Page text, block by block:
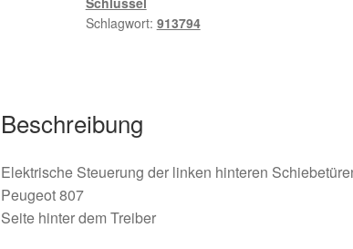
Schlagwort: 913794
Beschreibung
Elektrische Steuerung der linken hinteren
Peugeot 807
Seite hinter dem Treiber